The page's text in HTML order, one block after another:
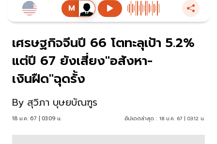
เศรษฐกิจจีนปี 66 โตทะลุเป้า 5.2%
แต่ปี 67 ยังเสี่ยง"อสังหา-
เงินฝืด"ฉุดรั้ง
By สุวิภา บุษยบัณฑูร
18 ม.ค. 67 | 03:09 น. อัปเดตล่าสุด : 18 ม.ค. 67 | 03:12 น.